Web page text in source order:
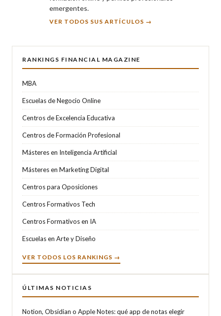
emergentes.
VER TODOS SUS ARTÍCULOS →
RANKINGS FINANCIAL MAGAZINE
MBA
Escuelas de Negocio Online
Centros de Excelencia Educativa
Centros de Formación Profesional
Másteres en Inteligencia Artificial
Másteres en Marketing Digital
Centros para Oposiciones
Centros Formativos Tech
Centros Formativos en IA
Escuelas en Arte y Diseño
VER TODOS LOS RANKINGS →
ÚLTIMAS NOTICIAS
Notion, Obsidian o Apple Notes: qué app de notas elegir